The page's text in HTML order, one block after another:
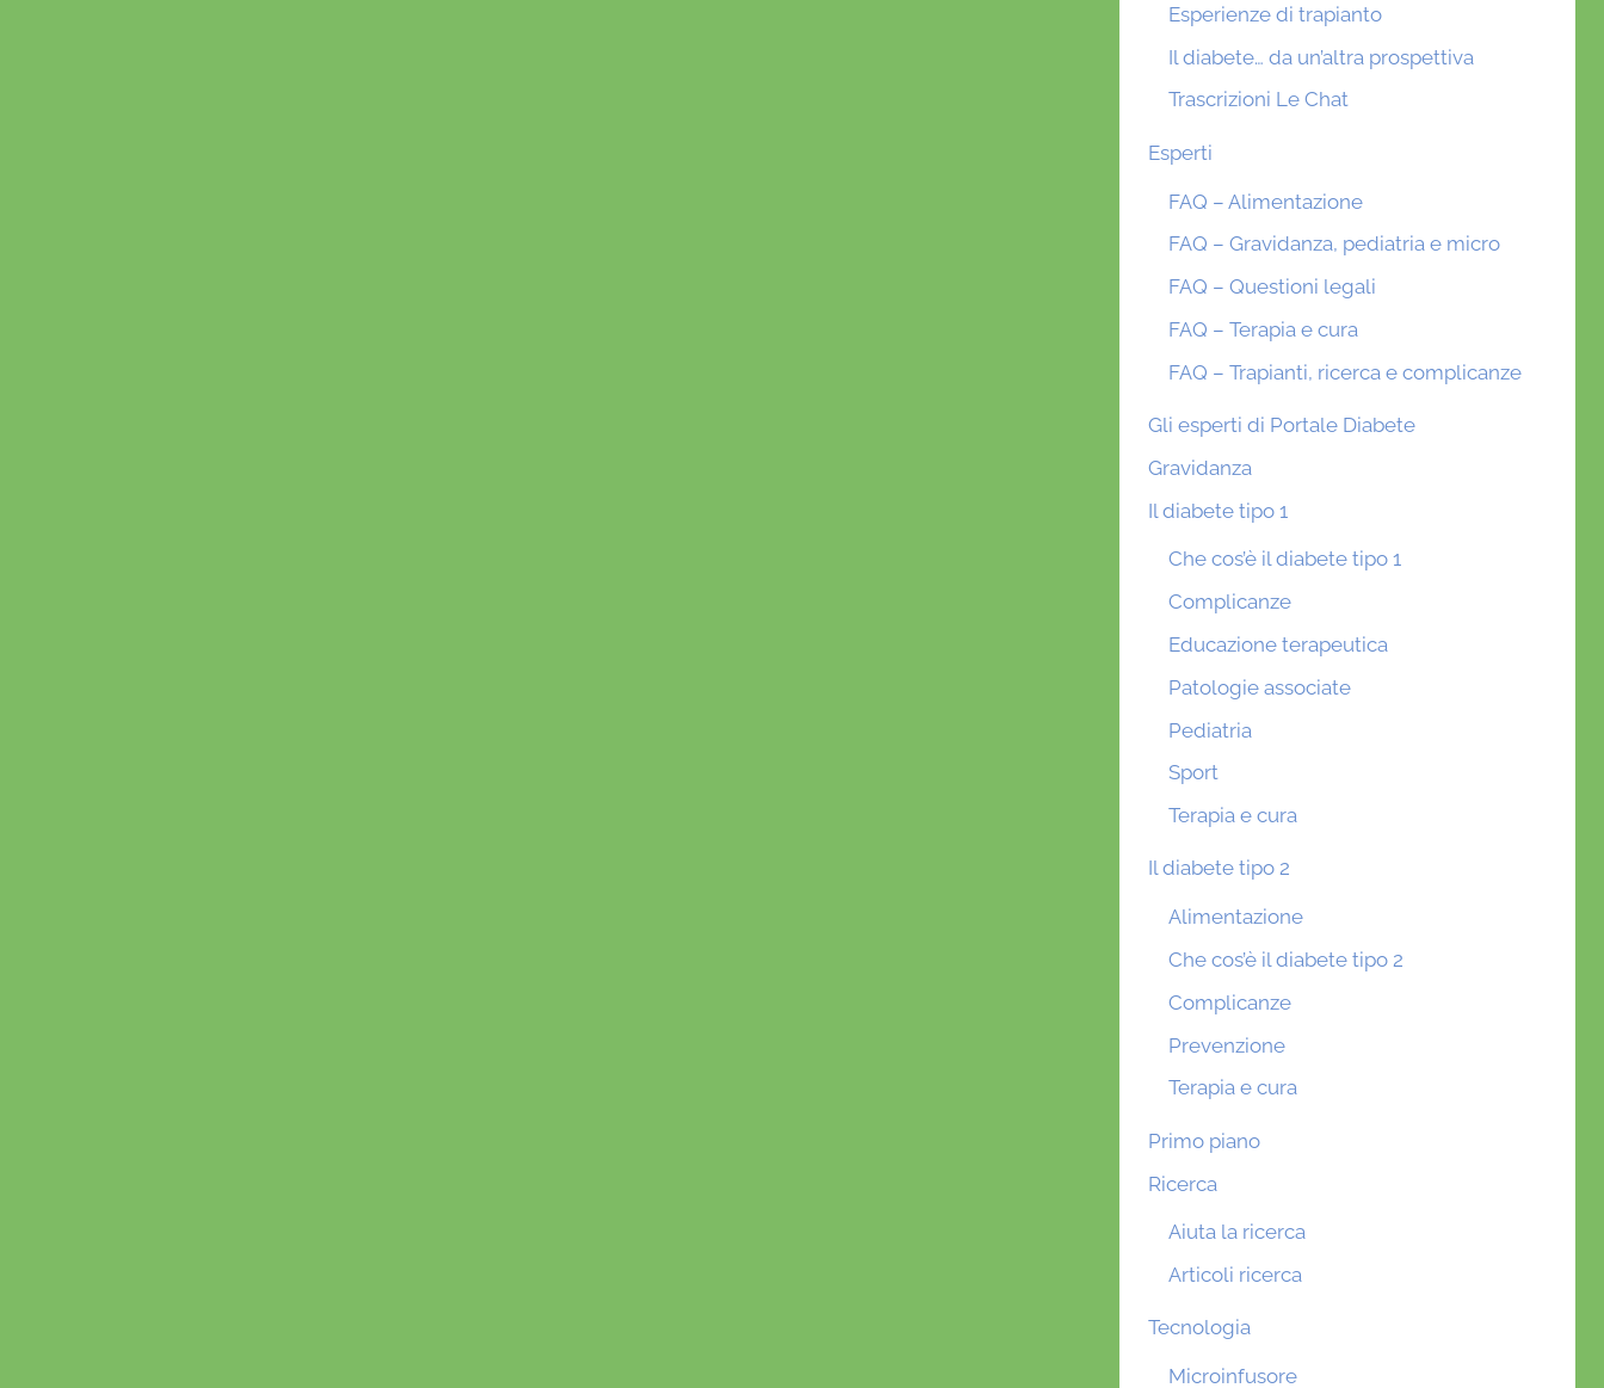
Esperienze di trapianto
Il diabete… da un’altra prospettiva
Trascrizioni Le Chat
Esperti
FAQ – Alimentazione
FAQ – Gravidanza, pediatria e micro
FAQ – Questioni legali
FAQ – Terapia e cura
FAQ – Trapianti, ricerca e complicanze
Gli esperti di Portale Diabete
Gravidanza
Il diabete tipo 1
Che cos’è il diabete tipo 1
Complicanze
Educazione terapeutica
Patologie associate
Pediatria
Sport
Terapia e cura
Il diabete tipo 2
Alimentazione
Che cos’è il diabete tipo 2
Complicanze
Prevenzione
Terapia e cura
Primo piano
Ricerca
Aiuta la ricerca
Articoli ricerca
Tecnologia
Microinfusore